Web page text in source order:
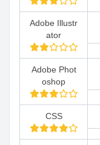
Adobe Illustr
ator
Adobe Phot
oshop
CSS